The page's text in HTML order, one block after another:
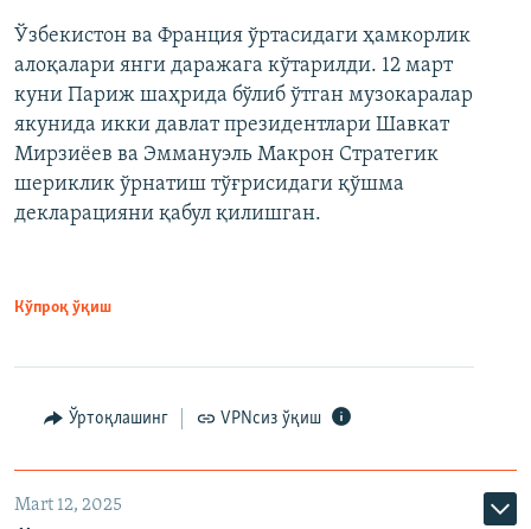
Ўзбекистон ва Франция ўртасидаги ҳамкорлик
алоқалари янги даражага кўтарилди. 12 март
куни Париж шаҳрида бўлиб ўтган музокаралар
якунида икки давлат президентлари Шавкат
Мирзиёев ва Эммануэль Макрон Стратегик
шериклик ўрнатиш тўғрисидаги қўшма
декларацияни қабул қилишган.
Кўпроқ ўқиш
Ўртоқлашинг VPNсиз ўқиш
Mart 12, 2025